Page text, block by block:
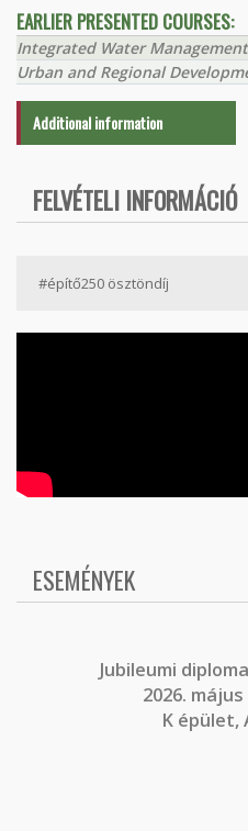
EARLIER PRESENTED COURSES:
Integrated Water Management
Urban and Regional
Additional information
FELVÉTELI INFORMÁCIÓ
#építő250 ösztöndíj
ESEMÉNYEK
Jubileumi
2026.
K épület,